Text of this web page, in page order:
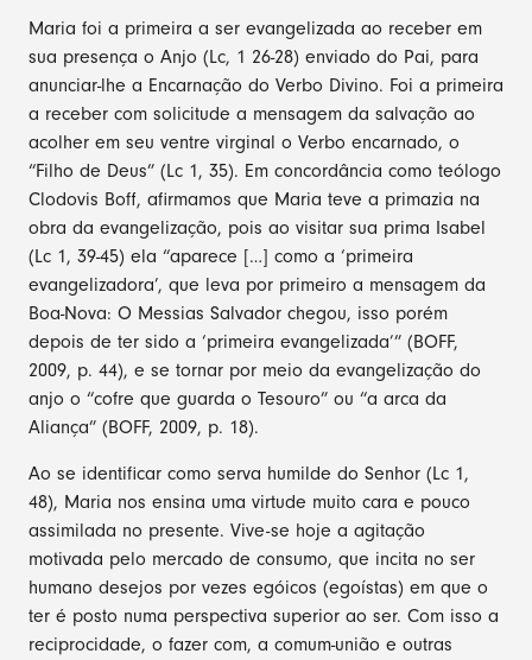
Maria foi a primeira a ser evangelizada ao receber em
sua presença o Anjo (Lc, 1 26-28) enviado do Pai, para
anunciar-lhe a Encarnação do Verbo Divino. Foi a primeira
a receber com solicitude a mensagem da salvação ao
acolher em seu ventre virginal o Verbo encarnado, o
“Filho de Deus” (Lc 1, 35). Em concordância como teólogo
Clodovis Boff, afirmamos que Maria teve a primazia na
obra da evangelização, pois ao visitar sua prima Isabel
(Lc 1, 39-45) ela “aparece […] como a ‘primeira
evangelizadora’, que leva por primeiro a mensagem da
Boa-Nova: O Messias Salvador chegou, isso porém
depois de ter sido a ‘primeira evangelizada’” (BOFF,
2009, p. 44), e se tornar por meio da evangelização do
anjo o “cofre que guarda o Tesouro” ou “a arca da
Aliança” (BOFF, 2009, p. 18).
Ao se identificar como serva humilde do Senhor (Lc 1,
48), Maria nos ensina uma virtude muito cara e pouco
assimilada no presente. Vive-se hoje a agitação
motivada pelo mercado de consumo, que incita no ser
humano desejos por vezes egóicos (egoístas) em que o
ter é posto numa perspectiva superior ao ser. Com isso a
reciprocidade, o fazer com, a comum-união e outras